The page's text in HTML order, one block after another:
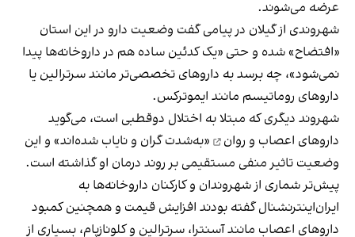
عرضه می‌شوند.
شهروندی از گیلان در پیامی گفت وضعیت دارو در این استان
«افتضاح» شده و حتی «یک کدئین ساده هم در داروخانه‌ها پیدا
نمی‌شود»، چه برسد به داروهای تخصصی‌تر مانند سرترالین یا
داروهای روماتیسم مانند ایموترکس.
شهروند دیگری که مبتلا به اختلال دوقطبی است، می‌گوید
داروهای اعصاب و روان
«به‌شدت گران و نایاب شده‌اند» و این
وضعیت تاثیر منفی مستقیمی بر روند درمان او گذاشته است.
پیش‌تر شماری از شهروندان و کارکنان داروخانه‌ها به
ایران‌اینترنشنال گفته بودند افزایش قیمت و همچنین کمبود
داروهای اعصاب مانند آسنترا، سرترالین و کلونازپام، بسیاری از